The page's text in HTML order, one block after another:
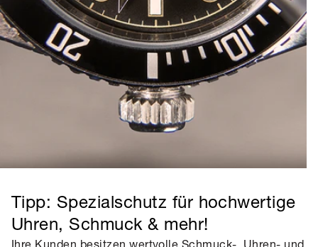
Tipp: Spezialschutz für hochwertige
Uhren, Schmuck & mehr!
Ihre Kunden besitzen wertvolle Schmuck-, Uhren- und